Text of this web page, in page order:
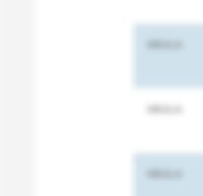
MELILLA
MELILLA
MELILLA